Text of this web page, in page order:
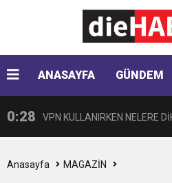
ANASAYFA GÜNDEM
Çikolata regl ağrısını
0:33 Hyundai Yeni SANTA FE
seçildi
0:28 VPN KULLANIRKEN NELERE
0:17 HARON STONE VE GAYE
Anasayfa MAGAZİN